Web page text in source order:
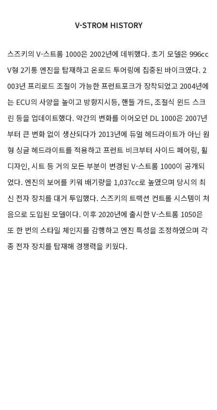
V-STROM HISTORY
스즈키의 V-스트롬 1000은 2002년에 데뷔했다. 초기 모델은 996cc
V형 2기통 엔진을 탑재하고 온로드 투어링에 집중된 바이크였다. 2
003년 프리로드 조절이 가능한 프런트포크가 장착되었고 2004년에
는 ECU의 사양을 높이고 방향지시등, 핸들 가드, 조절식 윈드 스크
린 등을 업데이트했다. 약간의 변화를 이어오던 DL 1000은 2007년
부터 큰 변화 없이 생산되다가 2013년에 듀얼 헤드라이트가 아닌 원
형 싱글 헤드라이트를 적용하고 프런트 비크부터 사이드 페어링, 휠
디자인, 시트 등 거의 모든 부분이 변경된 V-스트롬 1000이 공개되
었다. 엔진의 보어를 키워 배기량을 1,037cc로 높였으며 당시의 최
신 전자 장치를 대거 투입했다. 스즈키의 트랙션 컨트롤 시스템이 처
음으로 도입된 모델이다. 이후 2020년에 출시한 V-스트롬 1050은
또 한 번의 스타일 체인지를 감행하고 엔진 특성을 조정하였으며 각
종 전자 장치를 탑재해 경쟁력을 키웠다.